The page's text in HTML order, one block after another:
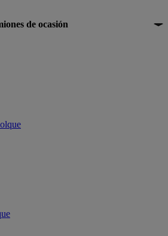
de ocasión
de camiones de ocasión